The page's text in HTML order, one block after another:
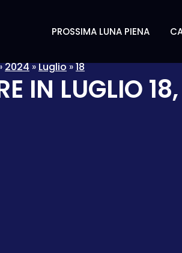
PROSSIMA LUNA PIENA
2024»Luglio»18
IN LUGLIO